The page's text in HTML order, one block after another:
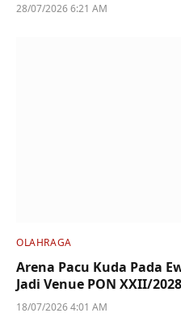
28/07/2026 6:21 AM
OLAHRAGA
Arena Pacu Kuda Pada
Jadi Venue PON XXII/2028
18/07/2026 4:01 AM